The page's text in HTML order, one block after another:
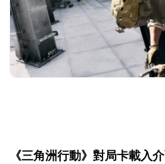
《三角洲行動》對局卡載入